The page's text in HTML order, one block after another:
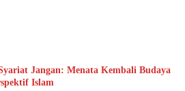
Jangan: Menata Kembali Budaya
Islam